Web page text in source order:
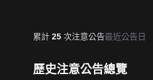
累計 25 次注意公告最近公告日
歷史注意公告總覽